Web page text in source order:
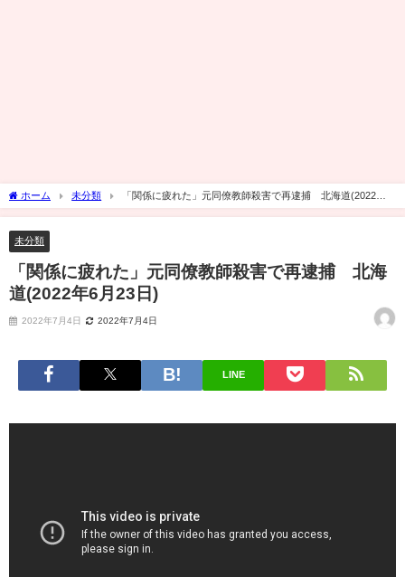
ホーム 未分類
「関係に疲れた」元同僚教師殺害で再逮捕 北海道(2022年6
月23日)
未分類
「関係に疲れた」元同僚教師殺害で再逮捕 北海
道(2022年6月23日)
2022年7月4日 2022年7月4日
LINE